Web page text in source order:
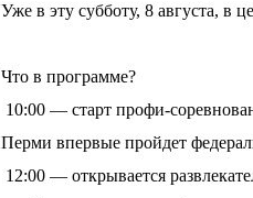
Уже в эту субботу, 8 августа, в
Что в программе?
10:00 — старт профи-
Перми впервые пройдет
12:00 — открывается